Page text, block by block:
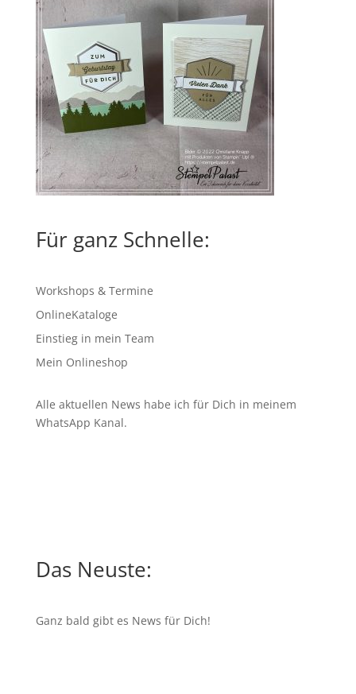
Für ganz Schnelle:
Workshops & Termine
OnlineKataloge
Einstieg in mein Team
Mein Onlineshop
Alle aktuellen News habe ich für Dich in meinem
WhatsApp Kanal.
Das Neuste:
Ganz bald gibt es News für Dich!